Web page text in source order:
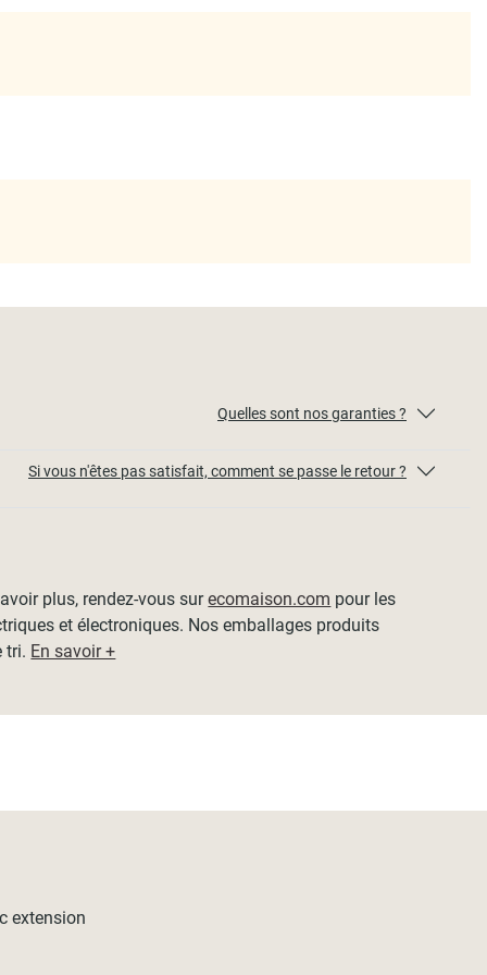
Quelles sont nos garanties ?
Si vous n'êtes pas satisfait, comment se passe le retour ?
plus, rendez-vous surecomaison.com pour les
et électroniques. Nos emballages produits
tri. En savoir +